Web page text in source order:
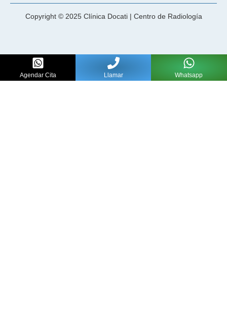
Copyright © 2025 Clínica Docati | Centro de Radiología
Agendar Cita Llamar Whatsapp